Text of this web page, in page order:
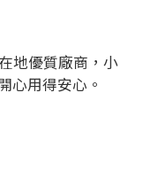
地優質廠商，小
心用得安心。